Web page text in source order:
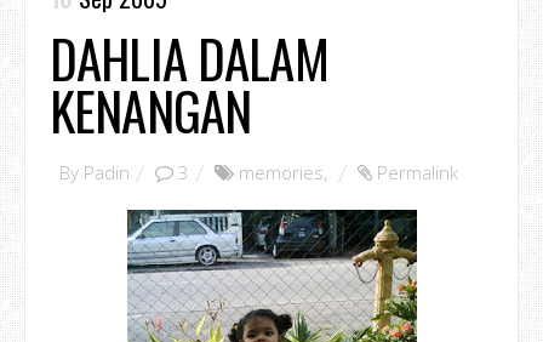
DAHLIA DALAM
KENANGAN
By Padin 3 memories, Permalink